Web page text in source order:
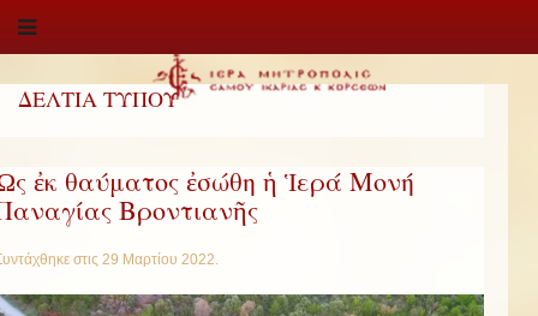
ΔΕΛΤΙΑ ΤΥΠΟΥ
ἐκ θαύματος ἐσώθη ἡ Ἱερά Μονή
Βροντιανῆς
στις 29 Μαρτίου 2022.